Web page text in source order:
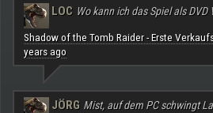
LOC Wo kann ich das Spiel als
Shadow of the Tomb Raider - Erste
years ago
JÖRG Mist, auf dem PC schwingt